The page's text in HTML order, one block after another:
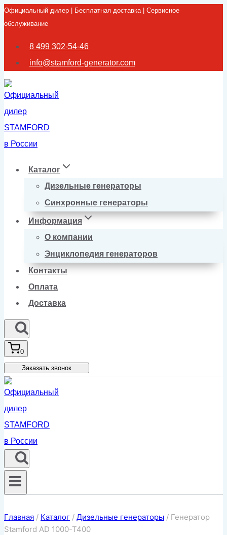
Перейти
к
содержимому
Официальный дилер | Бесплатная доставка | Сервисное
обслуживание
8 499 302-54-46
info@stamford-generator.com
Каталог
Дизельные генераторы
Синхронные генераторы
Информация
О компании
Энциклопедия генераторов
Контакты
Оплата
Доставка
0
Заказать звонок
Главная / Каталог / Дизельные генераторы / Генератор
Stamford AD 1000-T400